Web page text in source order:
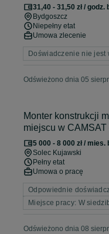
31,40 - 31,50 zł / godz.
Bydgoszcz
Niepełny etat
Umowa zlecenie
Doświadczenie nie jest
Odświeżono dnia 05
Monter konstrukcji
miejscu w
5 000 - 8 000 zł / mies.
Solec Kujawski
Pełny etat
Umowa o pracę
Odpowiednie
Miejsce pracy: W
Odświeżono dnia 08